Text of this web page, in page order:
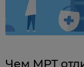
Чем МРТ